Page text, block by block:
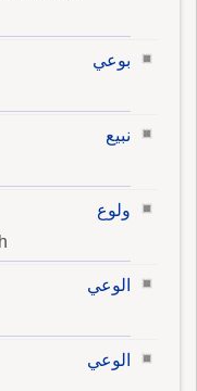
بوعي
نبيع
ولوع
الوعي
الوعي